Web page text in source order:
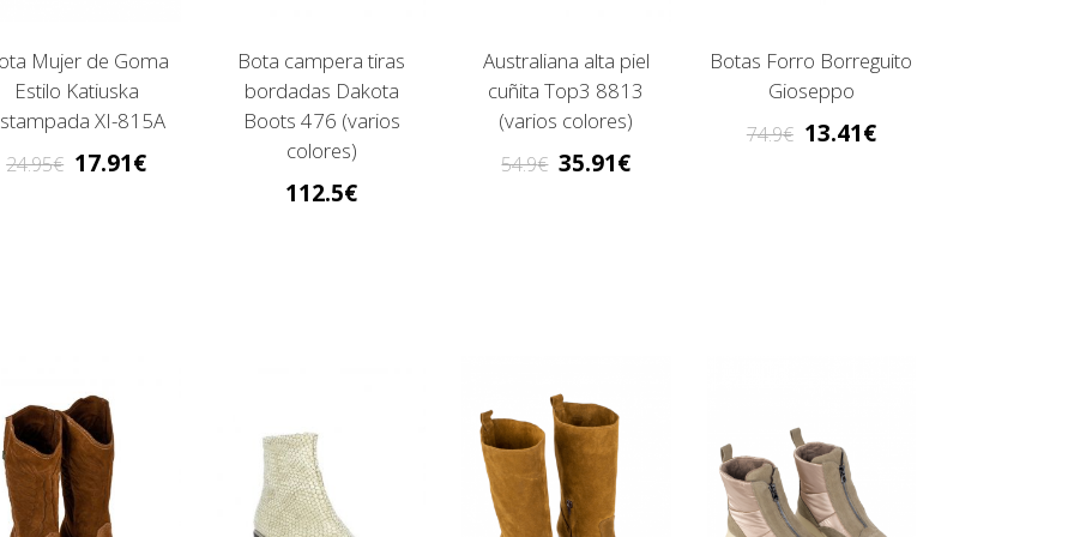
Mujer de Goma
Estilo Katiuska
XI-815A
24.95 17.91
Bota campera tiras
bordadas Dakota
Boots 476 (varios
colores)
112.5
Australiana alta piel
cuñita Top3 8813
(varios colores)
54.9 35.91
Botas Forro Borreguito
Gioseppo
74.9 13.41